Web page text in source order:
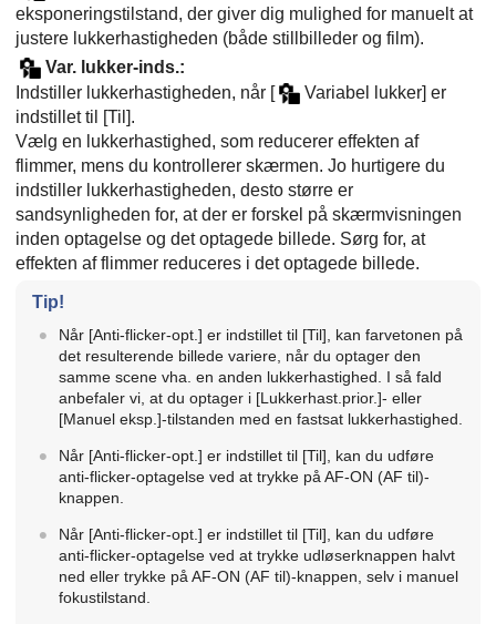
eksponeringstilstand, der giver dig mulighed for manuelt at
justere lukkerhastigheden (både stillbilleder og film).
Var. lukker-inds.:
Indstiller lukkerhastigheden, når [ Variabel lukker] er
indstillet til
[Til].
Vælg en lukkerhastighed, som reducerer effekten af
flimmer, mens du kontrollerer skærmen. Jo hurtigere du
indstiller lukkerhastigheden, desto større er
sandsynligheden for, at der er forskel på skærmvisningen
inden optagelse og det optagede billede. Sørg for, at
effekten af flimmer reduceres i det optagede billede.
Tip!
Når [Anti-flicker-opt.] er indstillet til [Til] , kan farvetonen på
det resulterende billede variere, når du optager den
samme scene vha. en anden lukkerhastighed. I så fald
anbefaler vi, at du optager i [Lukkerhast.prior.]- eller
[Manuel eksp.]-tilstanden med en fastsat lukkerhastighed.
Når [Anti-flicker-opt.] er indstillet til [Til] , kan du udføre
anti-flicker-optagelse ved at trykke på AF-ON (AF til)-
knappen.
Når [Anti-flicker-opt.] er indstillet til [Til] , kan du udføre
anti-flicker-optagelse ved at trykke udløserknappen halvt
ned eller trykke på AF-ON (AF til)-knappen, selv i manuel
fokustilstand.